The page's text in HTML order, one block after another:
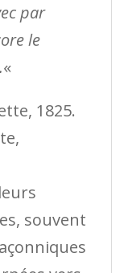
par
le
«
souvent